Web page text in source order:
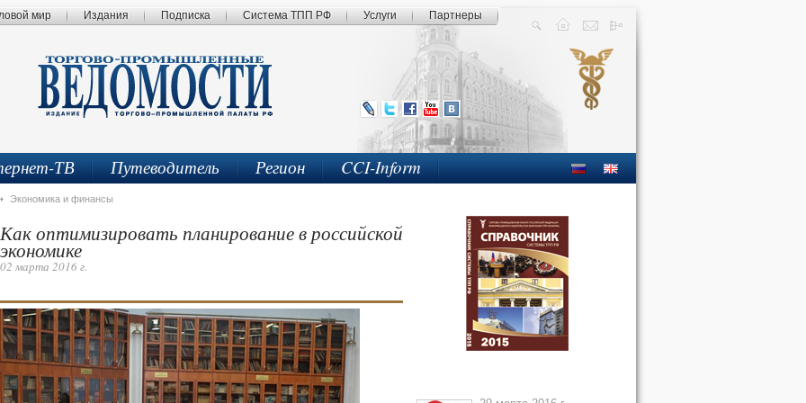
мир Издания Подписка Система ТПП РФ Услуги Партнеры
ТВ Путеводитель Регион CCI-Inform
Экономика и финансы
Как оптимизировать планирование в российской
экономике
02 марта 2016 г.